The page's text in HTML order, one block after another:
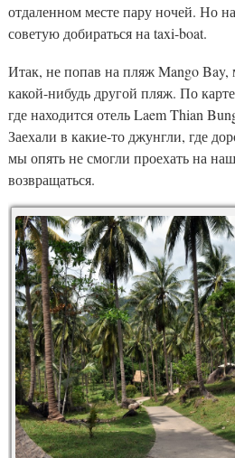
отдаленном месте пару ночей. Но
советую добираться на taxi-boat.
Итак, не попав на пляж Mango
какой-нибудь другой пляж. По
где находится отель Laem Thian
Заехали в какие-то джунгли, где
мы опять не смогли проехать на
возвращаться.